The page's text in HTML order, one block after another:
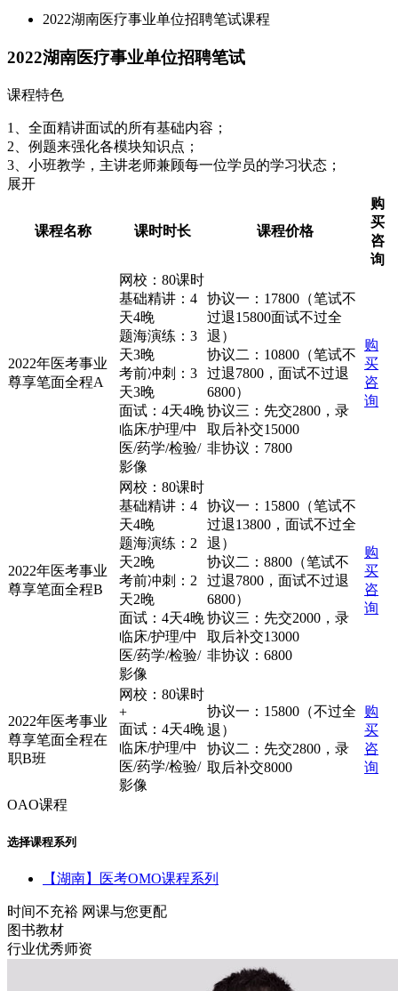
2022湖南医疗事业单位招聘笔试课程
2022湖南医疗事业单位招聘笔试
课程特色
1、全面精讲面试的所有基础内容；
2、例题来强化各模块知识点；
3、小班教学，主讲老师兼顾每一位学员的学习状态；
展开
课程名称 课时时长 课程价格
购
买
咨
询
2022年医考事业
尊享笔面全程A
网校：80课时
基础精讲：4
天4晚
题海演练：3
天3晚
考前冲刺：3
天3晚
面试：4天4晚
临床/护理/中
医/药学/检验/
影像
协议一：17800（笔试不
过退15800面试不过全
退）
协议二：10800（笔试不
过退7800，面试不过退
6800）
协议三：先交2800，录
取后补交15000
非协议：7800
购
买
咨
询
2022年医考事业
尊享笔面全程B
网校：80课时
基础精讲：4
天4晚
题海演练：2
天2晚
考前冲刺：2
天2晚
面试：4天4晚
临床/护理/中
医/药学/检验/
影像
协议一：15800（笔试不
过退13800，面试不过全
退）
协议二：8800（笔试不
过退7800，面试不过退
6800）
协议三：先交2000，录
取后补交13000
非协议：6800
购
买
咨
询
2022年医考事业
尊享笔面全程在
职B班
网校：80课时
+
面试：4天4晚
临床/护理/中
医/药学/检验/
影像
协议一：15800（不过全
退）
协议二：先交2800，录
取后补交8000
购
买
咨
询
OAO课程
选择课程系列
【湖南】医考OMO课程系列
时间不充裕 网课与您更配
图书教材
行业优秀师资